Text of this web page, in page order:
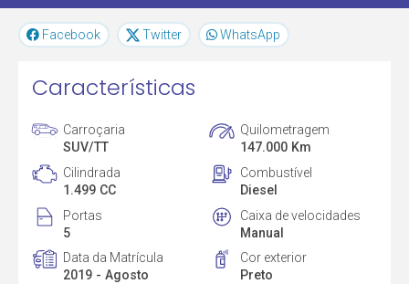
Facebook Twitter WhatsApp
Características
Carroçaria
SUV/TT
Quilometragem
147.000 Km
Cilindrada
1.499 CC
Combustível
Diesel
Portas
5
Caixa de velocidades
Manual
Data da Matrícula
2019 - Agosto
Cor exterior
Preto